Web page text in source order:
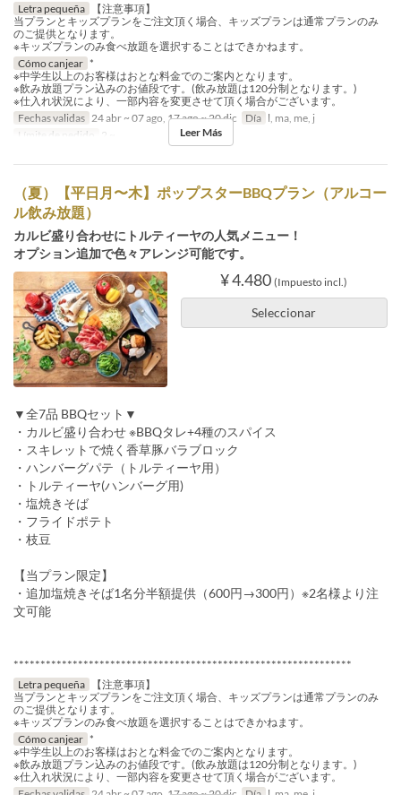
Letra pequeña
【注意事項】
当プランとキッズプランをご注文頂く場合、キッズプランは通常プランのみ
のご提供となります。
※キッズプランのみ食べ放題を選択することはできかねます。
Cómo canjear *
※中学生以上のお客様はおとな料金でのご案内となります。
※飲み放題プラン込みのお値段です。(飲み放題は120分制となります。)
※仕入れ状況により、一部内容を変更させて頂く場合がございます。
Fechas validas 24 abr ~ 07 ago, 17 ago ~ 20 dic Día l, ma, me, j
Límite de pedido
2 ~ Leer Más
（夏）【平日月〜木】ポップスターBBQプラン（アルコー
ル飲み放題）
カルビ盛り合わせにトルティーヤの人気メニュー！
オプション追加で色々アレンジ可能です。
¥ 4.480 (Impuesto incl.)
Seleccionar
▼全7品 BBQセット▼
・カルビ盛り合わせ ※BBQタレ+4種のスパイス
・スキレットで焼く香草豚バラブロック
・ハンバーグパテ（トルティーヤ用）
・トルティーヤ(ハンバーグ用)
・塩焼きそば
・フライドポテト
・枝豆
【当プラン限定】
・追加塩焼きそば1名分半額提供（600円→300円）※2名様より注
文可能
***************************************************************
Letra pequeña
【注意事項】
当プランとキッズプランをご注文頂く場合、キッズプランは通常プランのみ
のご提供となります。
※キッズプランのみ食べ放題を選択することはできかねます。
Cómo canjear *
※中学生以上のお客様はおとな料金でのご案内となります。
※飲み放題プラン込みのお値段です。(飲み放題は120分制となります。)
※仕入れ状況により、一部内容を変更させて頂く場合がございます。